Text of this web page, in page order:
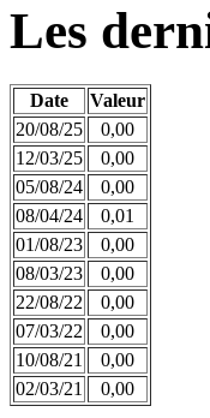
Les
Date
Valeur
20/08/25
0,00
12/03/25
0,00
05/08/24
0,00
08/04/24
0,01
01/08/23
0,00
08/03/23
0,00
22/08/22
0,00
07/03/22
0,00
10/08/21
0,00
02/03/21
0,00